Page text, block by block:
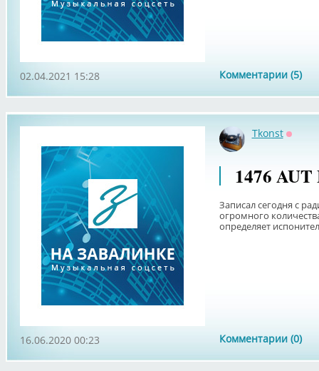
Комментарии (5)
02.04.2021 15:28
Tkonst
1476
Записал сегодня с
огромного
определяет
Комментарии (0)
16.06.2020 00:23